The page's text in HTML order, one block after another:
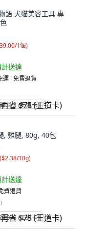
語 犬貓美容工具 專
1個)
送達
運 ∙ 免費退貨
$75 (王道卡)
, 雞腿, 80g, 40包
($2.38/10g)
送達
費退貨
)
$75 (王道卡)